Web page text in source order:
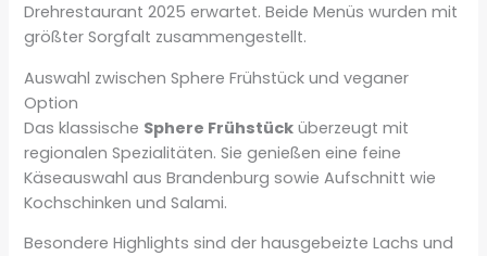
Drehrestaurant 2025 erwartet. Beide Menüs wurden mit
größter Sorgfalt zusammengestellt.
Auswahl zwischen Sphere Frühstück und veganer
Option
Das klassische Sphere Frühstück überzeugt mit
regionalen Spezialitäten. Sie genießen eine feine
Käseauswahl aus Brandenburg sowie Aufschnitt wie
Kochschinken und Salami.
Besondere Highlights sind der hausgebeizte Lachs und